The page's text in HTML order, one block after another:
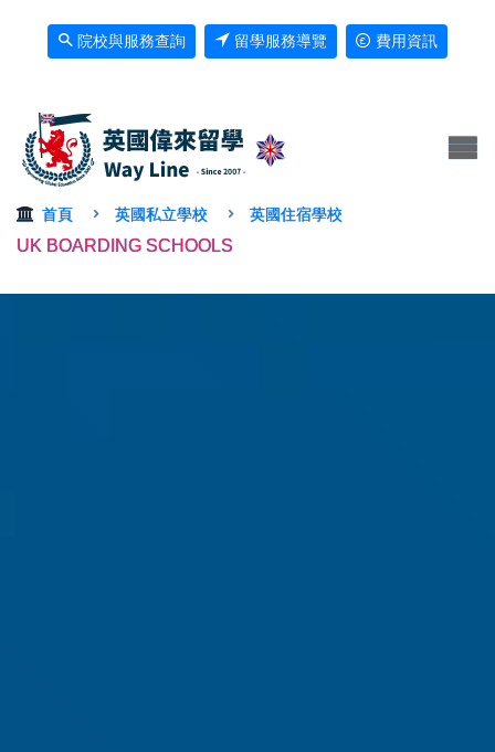
院校與服務查詢 留學服務導覽 費用資訊
首頁 英國私立學校 英國住宿學校
UK BOARDING SCHOOLS